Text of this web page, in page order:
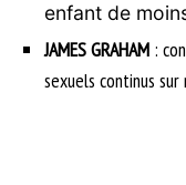
enfant de
JAMES GRAHAM :
sexuels continus sur